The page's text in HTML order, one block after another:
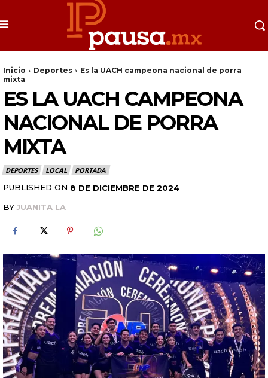
Inicio Deportes
Es la UACH campeona nacional de porra
mixta
ES LA UACH CAMPEONA
NACIONAL DE PORRA
MIXTA
DEPORTES LOCAL PORTADA
PUBLISHED ON 8 DE DICIEMBRE DE 2024
BYJUANITA LA